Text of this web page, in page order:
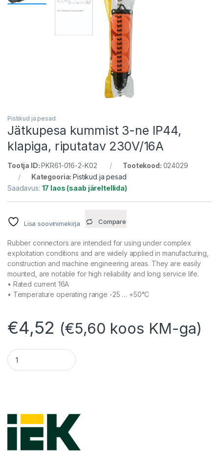
Pistikud ja pesad
Jätkupesa kummist 3-ne IP44,
klapiga, riputatav 230V/16A
Tootja ID:PKR61-016-2-K02 Tootekood: 024029
Kategooria:Pistikud ja pesad
Saadavus: 17 laos (saab järeltellida)
Lisa soovinimekirja Compare
Rubber connectors are intended for using under complex
exploitation conditions and are widely applied in manufacturing,
construction and machine engineering areas. They are easily
mounted, are notable for high reliability and long service life.
• Rated current 16A
• Temperature operating range -25 … +50°C
€4,52 (€5,60 koos KM-ga)
Jätkupesa kummist 3-ne IP44, klapiga, riputatav 230V/16A